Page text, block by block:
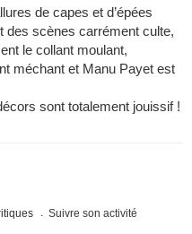
de capes et d’épées
des scènes carrément culte,
le collant moulant,
méchant et Manu Payet est
sont totalement jouissif !
Suivre son activité